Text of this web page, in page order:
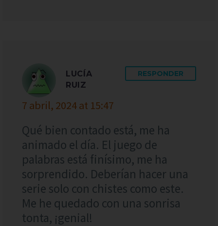
LUCÍA
RUIZ
7 abril, 2024 at 15:47
RESPONDER
Qué bien contado está, me ha
animado el día. El juego de
palabras está finísimo, me ha
sorprendido. Deberían hacer una
serie solo con chistes como este.
Me he quedado con una sonrisa
tonta, ¡genial!